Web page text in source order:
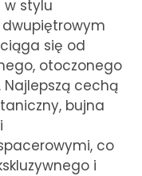
w stylu
się od
otoczonego
cechą
bujna
co
i